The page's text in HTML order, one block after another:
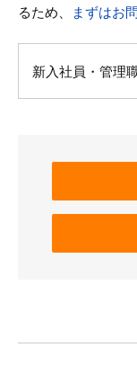
るため、
まずはお
新入社員・管理